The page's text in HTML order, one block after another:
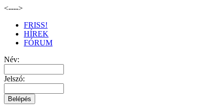
<---->
FRISS!
HÍREK
FÓRUM
Név:
Jelszó: